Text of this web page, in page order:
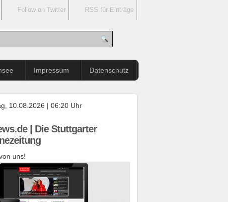
Follow on Twitter RSS für Einträge
Impressum Datenschutz
10.08.2026 | 06:20 Uhr
| Die Stuttgarter
uns!